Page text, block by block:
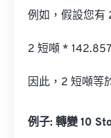
例如，假設您有
2 短噸 *
因此，2 短噸等
例子: 轉變 10